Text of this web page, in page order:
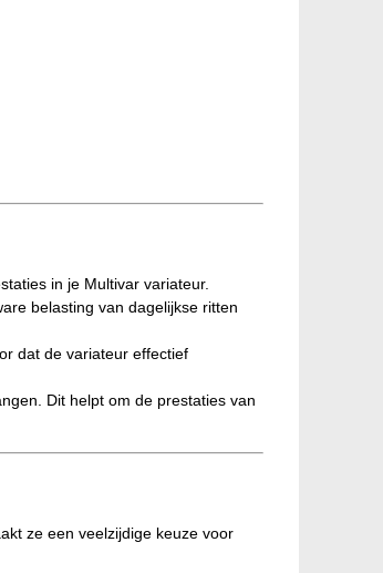
in je Multivar variateur.
belasting van dagelijkse ritten
dat de variateur effectief
Dit helpt om de prestaties van
ze een veelzijdige keuze voor